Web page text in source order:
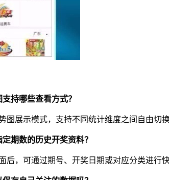
持哪些查看方式？
图展示模式，支持不同统计维度之间自由切
期数的历史开奖资料？
后，可通过期号、开奖日期或对应分类进行